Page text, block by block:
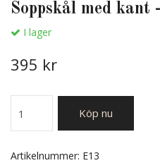
Soppskål med kant
I lager
395 kr
Köp nu
Artikelnummer: E13